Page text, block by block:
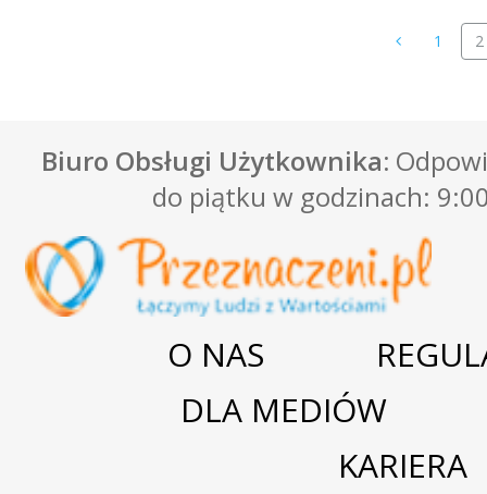
1 2
Biuro Obsługi Użytkownika:
do piątku w godzinach:
O NAS
DLA MEDIÓW
KARIERA